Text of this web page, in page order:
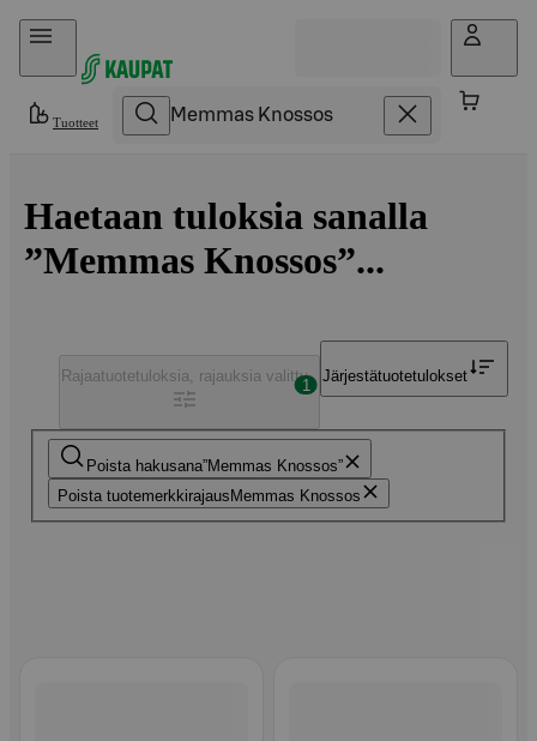
Hyppää sisältöön
Tuotteet
Haetaan tuloksia sanalla
”Memmas Knossos”...
Poista hakusana Memmas Knossos
Poista tuotemerkkirajaus Memmas Knossos
Rajaatuotetuloksia, rajauksia valittu
1
Järjestätuotetulokset